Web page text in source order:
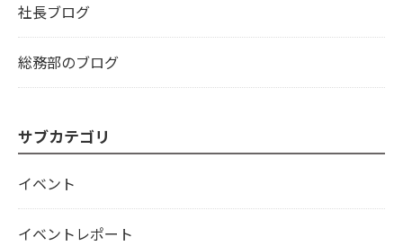
社長ブログ
総務部のブログ
サブカテゴリ
イベント
イベントレポート